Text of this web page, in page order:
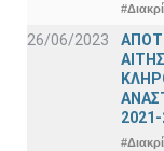
26/06/2023